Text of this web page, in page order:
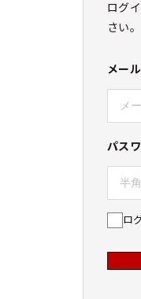
ログ
さい。
メー
パス
ロ